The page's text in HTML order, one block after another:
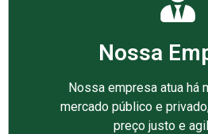
Nossa
Nossa empresa atua há
mercado público e
preço justo e